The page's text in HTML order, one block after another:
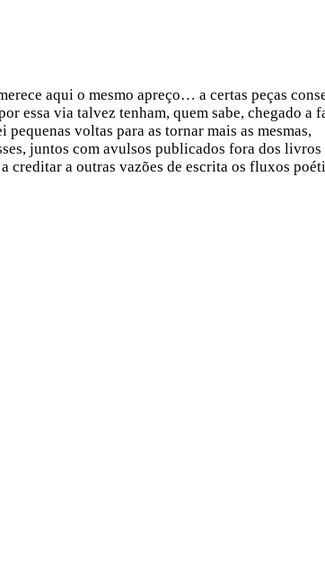
aqui o mesmo apreço… a certas peças
essa via talvez tenham, quem sabe, chegado a
voltas para as tornar mais as mesmas,
juntos com avulsos publicados fora dos livros
creditar a outras vazões de escrita os fluxos